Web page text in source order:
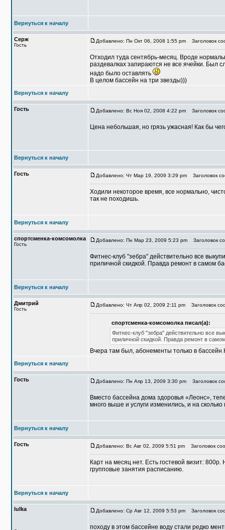
Вернуться к началу
Серж
Гость
Добавлено: Пн Окт 06, 2008 1:55 pm Заголовок
Отходил туда сентябрь-месяц. Вроде
раздевалках запираются не все ячейки. Был
надо было оставлять
В целом бассейн на три звезды)))
Вернуться к началу
Гость Добавлено: Вс Ноя 02, 2008 4:22 pm Заголовок
Цена небольшая, но грязь ужасная! Как бы
Вернуться к началу
Гость Добавлено: Чт Мар 19, 2009 3:29 pm Заголовок
Ходили некоторое время, все нормально,
так не походишь.
Вернуться к началу
спортсменка-комсомолка
Гость
Добавлено: Пн Мар 23, 2009 5:23 pm Заголовок
Фитнес-клуб "зебра" действительно все
приличной скидкой. Правда ремонт в самом
Вернуться к началу
Дмитрий
Гость
Добавлено: Чт Апр 02, 2009 2:11 pm Заголовок
спортсменка-комсомолка писал(а):
Фитнес-клуб "зебра" действительно все
приличной скидкой. Правда ремонт в
Вчера там был, абонементы только в
Вернуться к началу
Гость Добавлено: Пн Апр 13, 2009 3:30 pm Заголовок
Вместо бассейна дома здоровья «Леонс»,
много выше и услуги изменились, и на
Вернуться к началу
Гость Добавлено: Вс Авг 02, 2009 5:51 pm Заголовок
Карт на месяц нет. Есть гостевой визит:
групповые занятия расписанию.
Вернуться к началу
lulka Добавлено: Ср Авг 12, 2009 5:53 pm Заголовок
походу в этом бассейне воду стали редко